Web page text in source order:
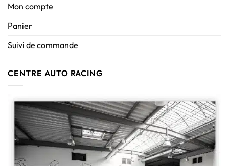
Mon compte
Panier
Suivi de commande
CENTRE AUTO RACING